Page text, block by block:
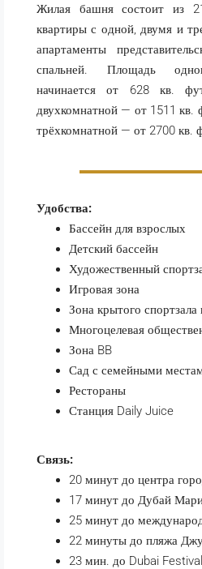
Жилая башня состоит из
квартиры с одной, двумя и
апартаменты
спальней. Площадь
начинается от 628 кв.
двухкомнатной — от 1511 кв.
трёхкомнатной — от 2700 кв.
Удобства:
Бассейн для взрослых
Детский бассейн
Художественный
Игровая зона
Зона крытого спортзала
Многоцелевая
Зона BB
Сад с семейными
Рестораны
Станция Daily Juice
Связь:
20 минут до центра
17 минут до Дубай
25 минут до
22 минуты до пляжа
23 мин. до Dubai